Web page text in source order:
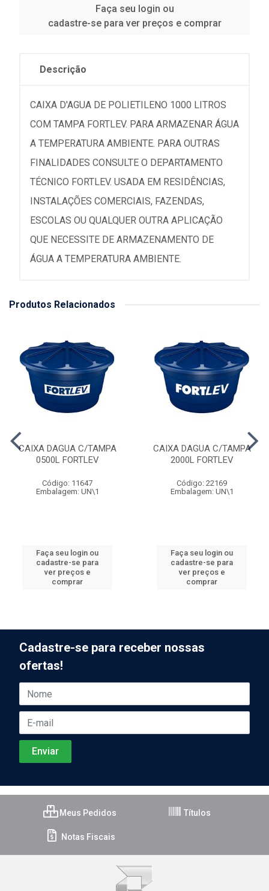
Faça seu login ou
cadastre-se para ver preços e comprar
Descrição
CAIXA D'AGUA DE POLIETILENO 1000 LITROS
COM TAMPA FORTLEV. PARA ARMAZENAR ÁGUA
A TEMPERATURA AMBIENTE. PARA OUTRAS
FINALIDADES CONSULTE O DEPARTAMENTO
TÉCNICO FORTLEV. USADA EM RESIDÊNCIAS,
INSTALAÇÕES COMERCIAIS, FAZENDAS,
ESCOLAS OU QUALQUER OUTRA APLICAÇÃO
QUE NECESSITE DE ARMAZENAMENTO DE
ÁGUA A TEMPERATURA AMBIENTE.
Produtos Relacionados
CAIXA DAGUA C/TAMPA
0500L FORTLEV
Código: 11647
Embalagem: UN\1
Faça seu login ou
cadastre-se para
ver preços e
comprar
CAIXA DAGUA C/TAMPA
2000L FORTLEV
Código: 22169
Embalagem: UN\1
Faça seu login ou
cadastre-se para
ver preços e
comprar
Cadastre-se para receber nossas
ofertas!
Meus Pedidos Títulos
Notas Fiscais